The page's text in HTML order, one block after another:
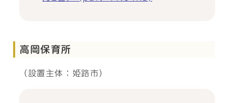
高岡保育所
（設置主体：姫路市）